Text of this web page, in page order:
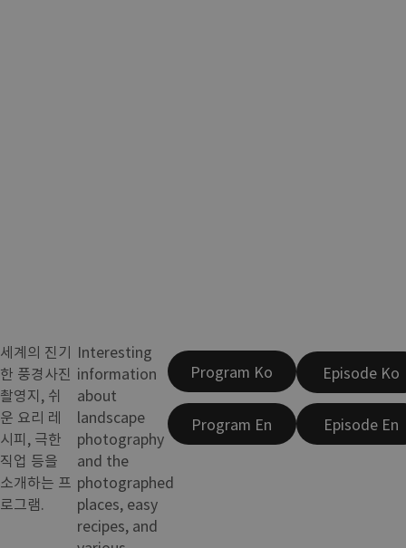
세계의 진기
한 풍경사진
촬영지, 쉬
운 요리 레
시피, 극한
직업 등을
소개하는 프
로그램.
Interesting
information
about
landscape
photography
and the
photographed
places, easy
recipes, and
Program Ko
Program En
Episode Ko
Episode En